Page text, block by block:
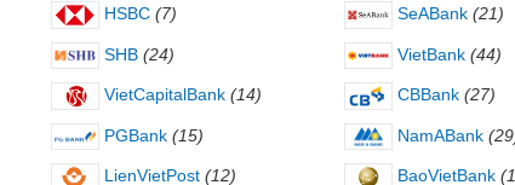
HSBC (7) SeABank (21)
SHB (24) VietBank (44)
VietCapitalBank (14) CBBank (27)
PGBank (15) NamABank
LienVietPost (12) BaoVietBank